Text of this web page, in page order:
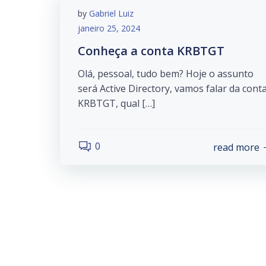
by Gabriel Luiz
janeiro 25, 2024
Conheça a conta KRBTGT
Olá, pessoal, tudo bem? Hoje o assunto
será Active Directory, vamos falar da
KRBTGT, qual […]
0 read more